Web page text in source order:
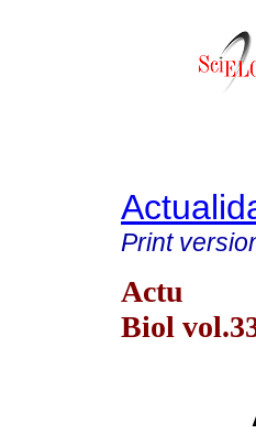
Print
Actu
Biol